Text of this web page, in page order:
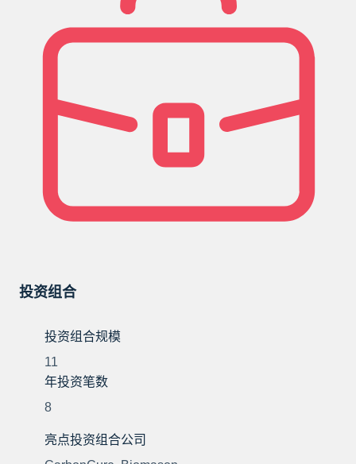
投资组合
投资组合规模
11
年投资笔数
8
亮点投资组合公司